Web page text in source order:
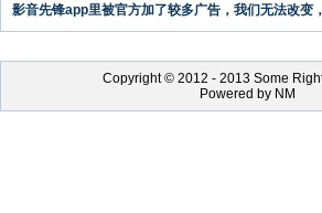
影音先锋app里被官方加了较多广告，我们无法改变
Copyright © 2012 - 2013 Some
Powered by NM